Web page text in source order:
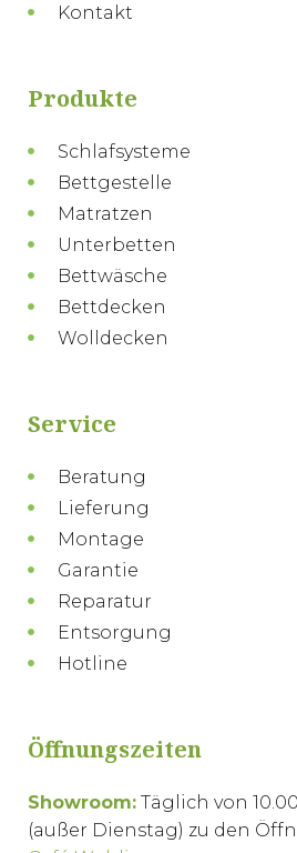
Kontakt
Produkte
Schlafsysteme
Bettgestelle
Matratzen
Unterbetten
Bettwäsche
Bettdecken
Wolldecken
Service
Beratung
Lieferung
Montage
Garantie
Reparatur
Entsorgung
Hotline
Öffnungszeiten
Showroom: Täglich von
(außer Dienstag) zu den